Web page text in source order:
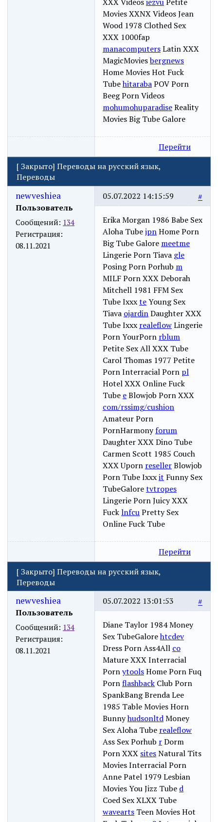
Movies XXNX Videos Jean
Wood 1978 Clothed Sex
XXX 1000fap
manacomputersLatin XXX
MagicMoviesbergnews
Home Movies Hot Fuck
TubehitarabaPOV Porn
Beeg Porn Videos
mohumohuparadiseReality
Movies Big Tube Galore
Перейти
[Закрыто] Переводы на русский язык,
Переводы
newveshiea
Пользователь
Сообщений: 134
Регистрация:
08.11.2021
#
05.07.2022 14:15:59
Erika Morgan 1986 Babe Sex
Aloha TubejpnHome Porn
Big Tube Galore meetme
Lingerie Porn Tiava gle
Posing Porn Porhub m
MILF Porn XXX Deborah
Mitchell 1981 FFM Sex
Tube IxxxteYoung Sex
Tiava ojardinDaughter XXX
Tube Ixxx realeflowLingerie
Porn YourPorn rblum
Petite Sex All XXX Tube
Carol Thomas 1977 Petite
Porn Interracial Porn pl
Hotel XXX Online Fuck
Tube eBlowjob Porn XXX
com/rssimg/cushion
Amateur Porn
PornHarmonyforum
Daughter XXX Dino Tube
Carmen Scott 1985 Couch
XXX Uporn resellerBlowjob
Porn Tube Ixxxit Funny Sex
TubeGaloretvtropes
Lingerie Porn Juicy XXX
FucklnfcuPretty Sex
Online Fuck Tube
Перейти
[Закрыто] Переводы на русский язык,
Переводы
newveshiea
Пользователь
Сообщений: 134
Регистрация:
08.11.2021
#
05.07.2022 13:01:53
Diane Taylor 1984 Money
Sex TubeGalorehtcdev
Dress Porn Ass4All co
Mature XXX Interracial
PornytoolsHome Porn Fuq
Pornflashback Club Porn
SpankBang Brenda Lee
1985 Table Movies Horn
BunnyhudsonltdMoney
Sex Aloha Tube realeflow
Ass Sex Porhub rDorm
Porn XXX sitesNatural Tits
Movies Interracial Porn
Anne Patel 1979 Lesbian
Movies You Jizz Tube d
Coed Sex XLXX Tube
wavearts Teen Movies Hot